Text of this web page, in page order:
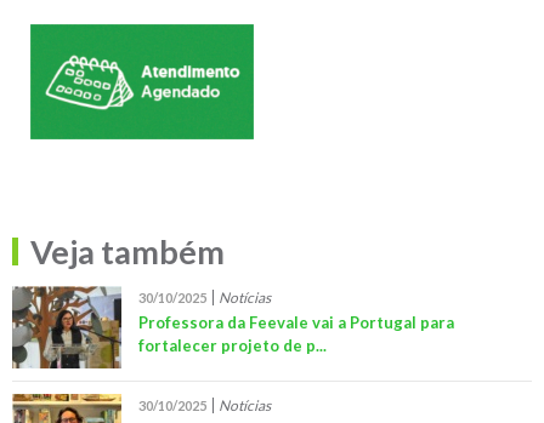
Veja também
30/10/2025 Notícias
Professora da Feevale vai a Portugal para
fortalecer projeto de p...
30/10/2025 Notícias